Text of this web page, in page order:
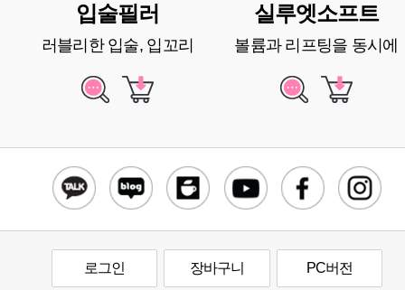
입술필러
러블리한 입술, 입꼬리
실루엣소프트
볼륨과 리프팅을 동시에
로그인 장바구니 PC버전